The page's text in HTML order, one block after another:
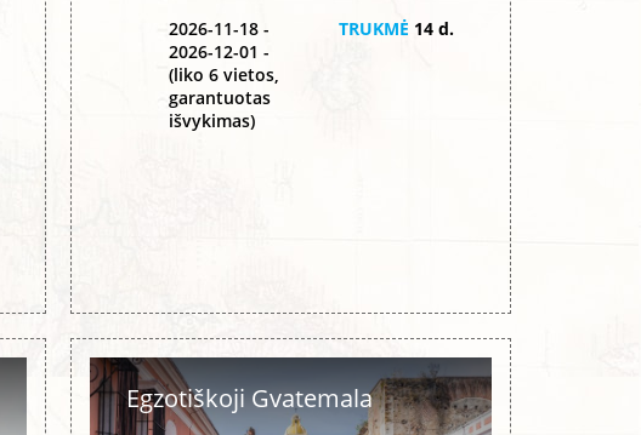
2026-11-18 -
2026-12-01 -
(liko 6 vietos,
garantuotas
išvykimas)
TRUKMĖ 14 d.
Egzotiškoji Gvatemala